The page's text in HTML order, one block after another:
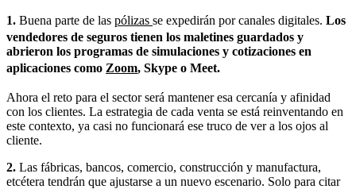
1. Buena parte de las pólizas se expedirán por canales digitales. Los
vendedores de seguros tienen los maletines guardados y
abrieron los programas de simulaciones y cotizaciones en
aplicaciones como Zoom, Skype o Meet.
Ahora el reto para el sector será mantener esa cercanía y afinidad
con los clientes. La estrategia de cada venta se está reinventando en
este contexto, ya casi no funcionará ese truco de ver a los ojos al
cliente.
2. Las fábricas, bancos, comercio, construcción y manufactura,
etcétera tendrán que ajustarse a un nuevo escenario. Solo para citar